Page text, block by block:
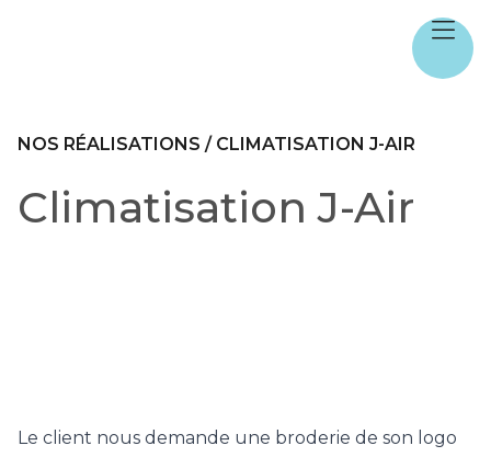
NOS RÉALISATIONS / CLIMATISATION J-AIR
Climatisation J-Air
Le client nous demande une broderie de son logo